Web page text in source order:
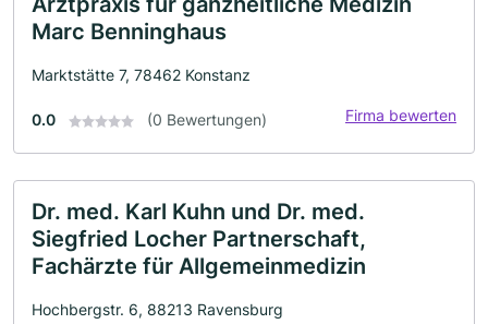
Marc Benninghaus
Marktstätte 7, 78462 Konstanz
0.0 (0 Bewertungen) Firma bewerten
Dr. med. Karl Kuhn und Dr. med.
Siegfried Locher Partnerschaft,
Fachärzte für Allgemeinmedizin
Hochbergstr. 6, 88213 Ravensburg